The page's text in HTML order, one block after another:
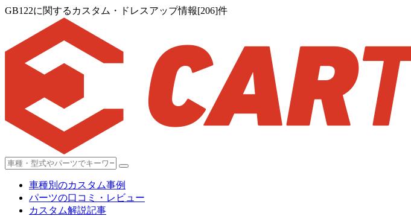
GB122に関するカスタム・ドレスアップ情報[206]件
車種別のカスタム事例
パーツの口コミ・レビュー
カスタム解説記事